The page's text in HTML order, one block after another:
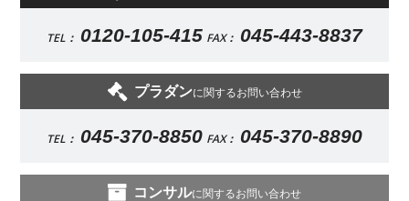
TEL： 0120-105-415 FAX： 045-443-8837
プラダンに関するお問い合わせ
TEL： 045-370-8850 FAX： 045-370-8890
コンサルに関するお問い合わせ